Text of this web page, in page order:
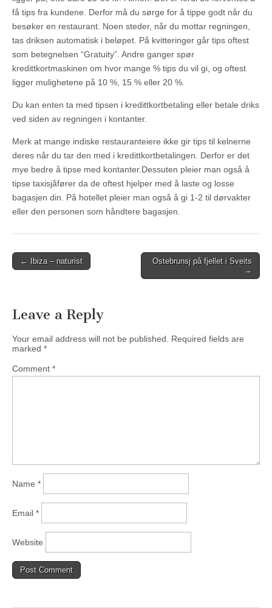
få tips fra kundene. Derfor må du sørge for å tippe godt når du
besøker en restaurant. Noen steder, når du mottar regningen,
tas driksen automatisk i beløpet. På kvitteringer går tips oftest
som betegnelsen “Gratuity”. Andre ganger spør
kredittkortmaskinen om hvor mange % tips du vil gi, og oftest
ligger mulighetene på 10 %, 15 % eller 20 %.
Du kan enten ta med tipsen i kredittkortbetaling eller betale driks
ved siden av regningen i kontanter.
Merk at mange indiske restauranteiere ikke gir tips til kelnerne
deres når du tar den med i kredittkortbetalingen. Derfor er det
mye bedre å tipse med kontanter.Dessuten pleier man også å
tipse taxisjåfører da de oftest hjelper med å laste og losse
bagasjen din. På hotellet pleier man også å gi 1-2 til dørvakter
eller den personen som håndtere bagasjen.
Post
← Ibiza – naturist
Ostebrunsj på fjellet i Sveits
→
Leave a Reply
Your email address will not be published. Required fields are
marked *
Comment *
Name *
Email *
Website